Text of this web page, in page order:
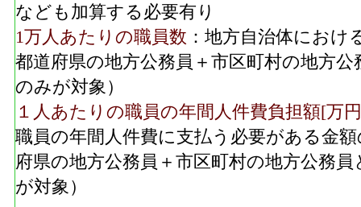
なども加算する必要有り
1万人あたりの職員数 ：地方自治体におけ
都道府県の地方公務員＋市区町村の地方
のみが対象）
１人あたりの職員の年間人件費負担額[万
職員の年間人件費に支払う必要がある金
府県の地方公務員＋市区町村の地方公務
が対象）